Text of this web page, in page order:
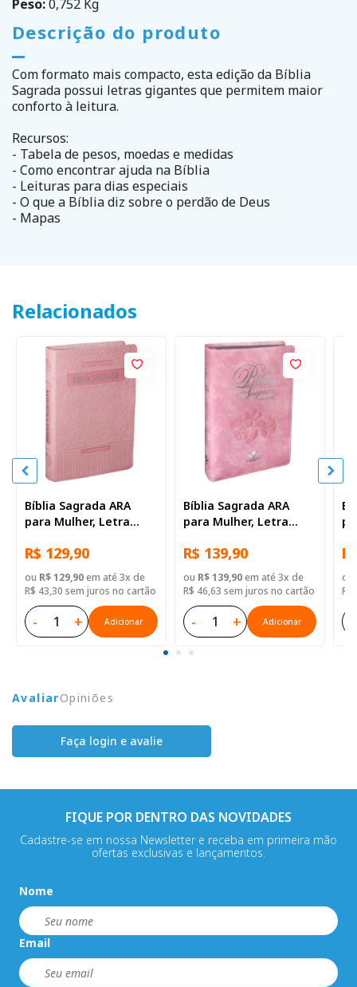
Peso:0,752 Kg
Descrição do produto
Com formato mais compacto, esta edição da Bíblia
Sagrada possui letras gigantes que permitem maior
conforto à leitura.
Recursos:
- Tabela de pesos, moedas e medidas
- Como encontrar ajuda na Bíblia
- Leituras para dias especiais
- O que a Bíblia diz sobre o perdão de Deus
- Mapas
Relacionados
Bíblia Sagrada ARA
para Mulher, Letra
Capa Couro Sintético
Rosa Claro
R$ 129,90
ou R$ 129,90em até 3x de
R$ 43,30 sem juros no cartão
- + Adicionar
Bíblia Sagrada ARA
para Mulher, Letra
Capa Couro Sintético
Rosa Nobre
R$ 139,90
ou R$ 139,90em até 3x de
R$ 46,63 sem juros no cartão
- + Adicionar
ou
R$
AvaliarOpiniões
Faça login e avalie
FIQUE POR DENTRO DAS NOVIDADES
Cadastre-se em nossa Newsletter e receba em primeira mão
ofertas exclusivas e lançamentos.
Nome
Email